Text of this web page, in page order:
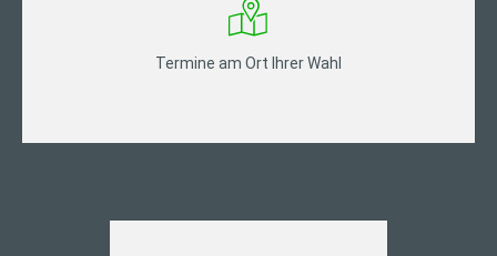
Termine am Ort Ihrer Wahl